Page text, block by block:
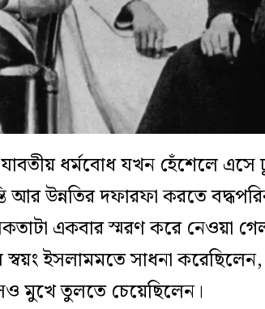
ধর্মবোধ যখন হেঁশেলে এসে
আর উন্নতির দফারফা করতে
একবার স্মরণ করে নেওয়া
ইসলামমতে সাধনা
মুখে তুলতে চেয়েছিলেন।